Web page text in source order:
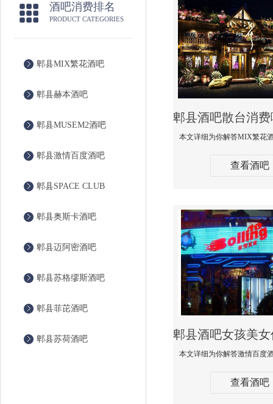
酒吧消费排名
PRODUCT CATEGORIES
郫县MIX繁花酒吧
郫县赫本酒吧
郫县MUSEM2酒吧
郫县激情百度酒吧
郫县SPACE CLUB
郫县奥斯卡酒吧
郫县迈阿密酒吧
郫县苏格缪斯酒吧
郫县菲芘酒吧
郫县苏荷酒吧
查看酒吧
查看酒吧